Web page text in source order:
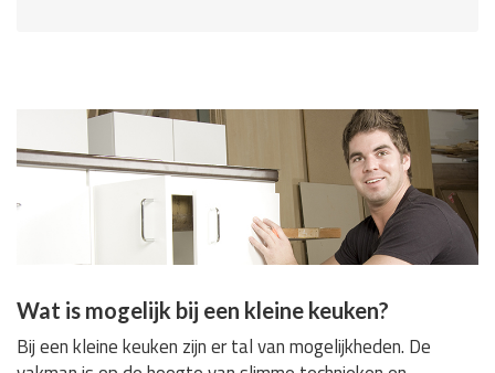
Wat is mogelijk bij een kleine keuken?
Bij een kleine keuken zijn er tal van mogelijkheden. De